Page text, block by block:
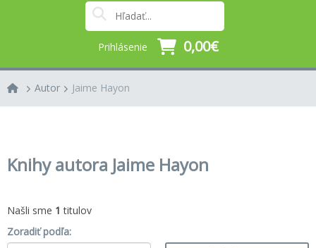
Prihlásenie 0,00€
Autor Jaime Hayon
Knihy autora Jaime Hayon
Našli sme 1 titulov
Zoradiť podľa: